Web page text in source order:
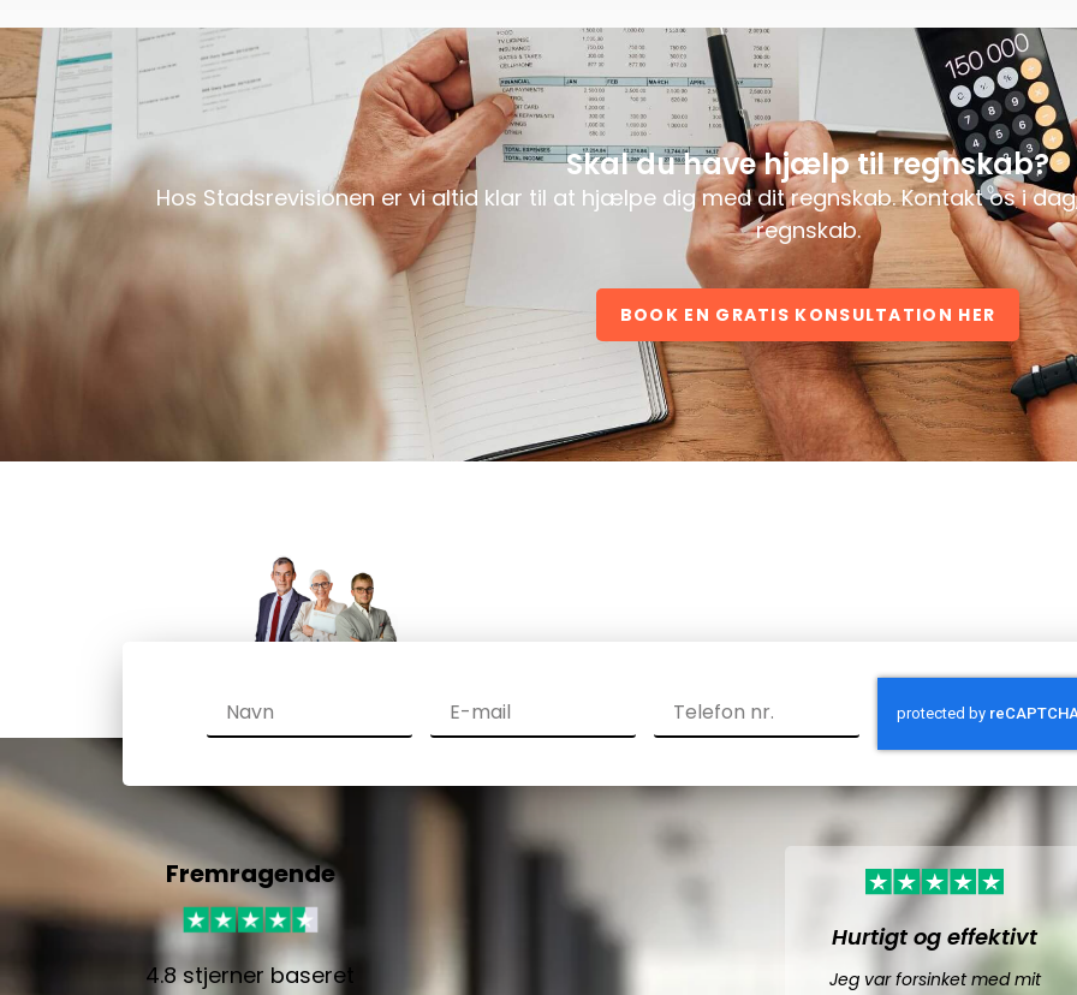
Skal du have hjælp til regnskab?
Hos Stadsrevisionen er vi altid klar til at hjælpe dig med dit regnskab. Kontakt os i
regnskab.
BOOK EN GRATIS KONSULTATION HER
Fremragende
4.8 stjerner baseret
Hurtigt og effektivt
Jeg var forsinket med mit